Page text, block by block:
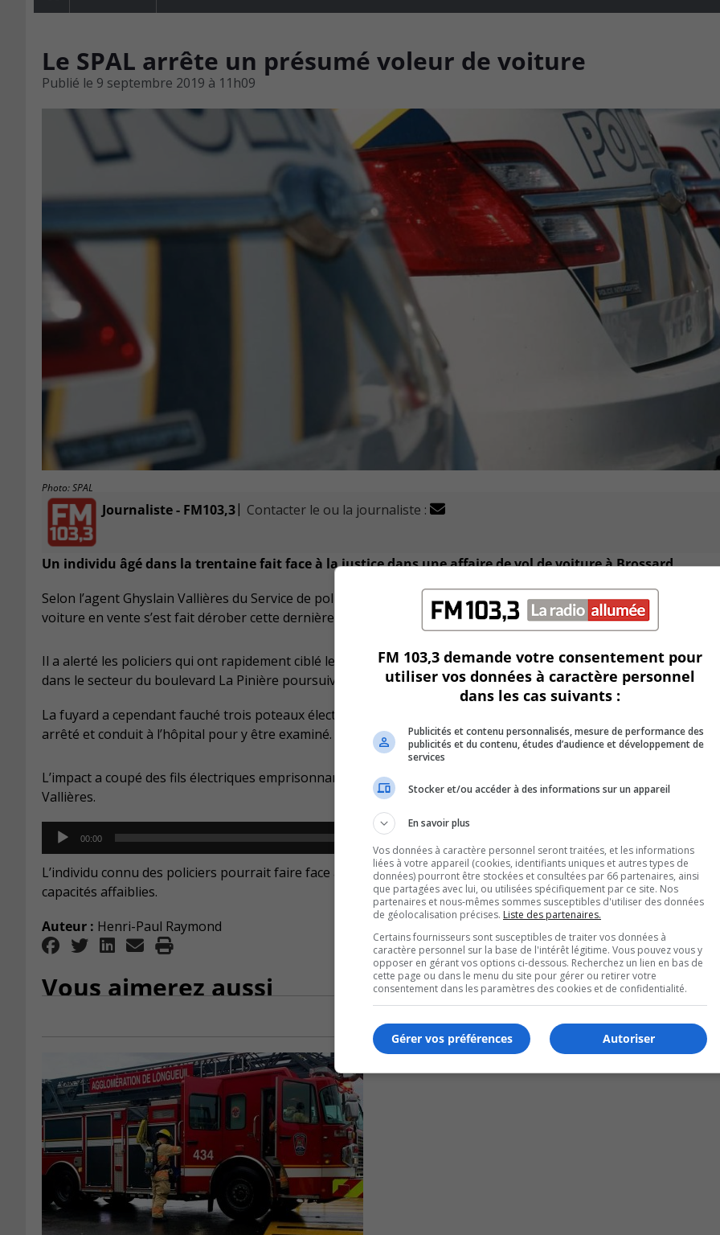
Le SPAL arrête un présumé voleur de voiture
Publié le 9 septembre 2019 à 11h09
Photo: SPAL
Journaliste - FM103,3| Contacter le ou la journaliste :
Un individu âgé dans la trentaine fait face à la justice dans une affaire de vol de voiture à Brossard.
Selon l’agent Ghyslain Vallières du Service de police de l’agglomération de Longueuil (SPAL), un homme qui avait
voiture en vente s’est fait dérober cette dernière par le présumé acheteur dimanche soir.
Il a alerté les policiers qui ont rapidement ciblé le véhicule volé et en activant les gyrophares, l’individu a pris la
dans le secteur du boulevard La Pinière poursuivi par l’auto-patrouille.
La fuyard a cependant fauché trois poteaux électriques un peu plus loin et une enseigne de station-service
arrêté et conduit à l’hôpital pour y être examiné.
L’impact a coupé des fils électriques emprisonnant un autre automobiliste à l’intérieur de sa voiture, nous dit
Vallières.
Audio
Player
00:00
L’individu connu des policiers pourrait faire face à des accusations de vol de véhicule et possibilité de conduite
capacités affaiblies.
Auteur : Henri-Paul Raymond
Vous aimerez aussi
FM 103,3 demande votre consentement pour
utiliser vos données à caractère personnel
dans les cas suivants :
Publicités et contenu personnalisés, mesure de performance des
publicités et du contenu, études d’audience et développement de
services
Stocker et/ou accéder à des informations sur un appareil
En savoir plus
Vos données à caractère personnel seront traitées, et les informations
liées à votre appareil (cookies, identifiants uniques et autres types de
données) pourront être stockées et consultées par 66 partenaires, ainsi
que partagées avec lui, ou utilisées spécifiquement par ce site. Nos
partenaires et nous-mêmes sommes susceptibles d'utiliser des données
de géolocalisation précises. Liste des partenaires.
Certains fournisseurs sont susceptibles de traiter vos données à
caractère personnel sur la base de l'intérêt légitime. Vous pouvez vous y
opposer en gérant vos options ci-dessous. Recherchez un lien en bas de
cette page ou dans le menu du site pour gérer ou retirer votre
consentement dans les paramètres des cookies et de confidentialité.
Autoriser
Gérer vos préférences